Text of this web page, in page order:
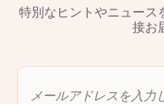
特別なヒントやニュース
接お